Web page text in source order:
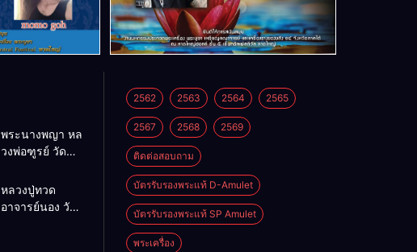
พระนางพญา หล
วงพ่อฑูรย์ วัด
พ.ศ.2512
หลวงปู่ทวด
อาจารย์นอง วัด
2562 2563 2564 2565
2567 2568 2569
ติดต่อสอบถาม
บัตรรับรองพระแท้ D-Amulet
บัตรรับรองพระแท้ SP Amulet
พระเครื่อง